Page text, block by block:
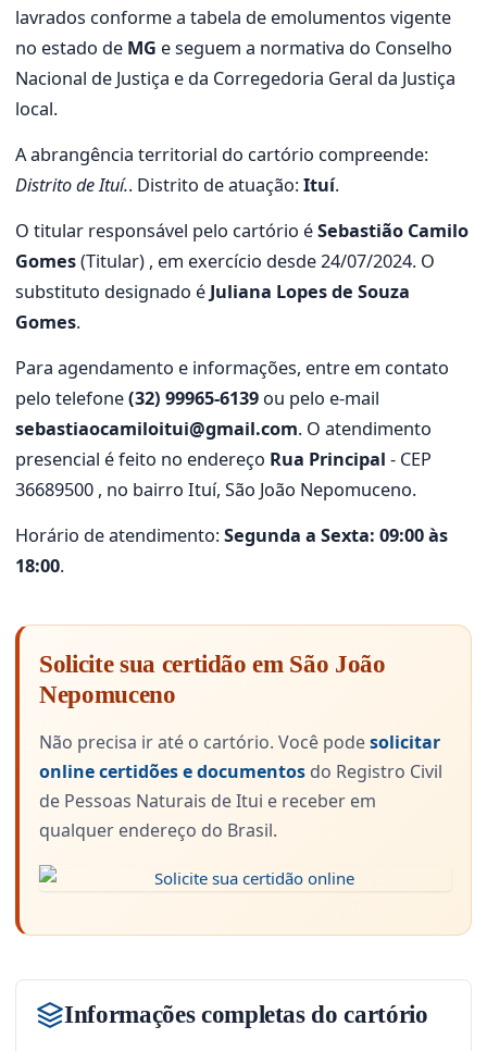
lavrados conforme a tabela de emolumentos vigente
no estado de MG e seguem a normativa do Conselho
Nacional de Justiça e da Corregedoria Geral da Justiça
local.
A abrangência territorial do cartório compreende:
Distrito de Ituí.. Distrito de atuação:Ituí.
O titular responsável pelo cartório éSebastião Camilo
Gomes(Titular) , em exercício desde 24/07/2024. O
substituto designado é Juliana Lopes de Souza
Gomes.
Para agendamento e informações, entre em contato
pelo telefone(32) 99965-6139 ou pelo e-mail
sebastiaocamiloitui@gmail.com. O atendimento
presencial é feito no endereço Rua Principal - CEP
36689500 , no bairro Ituí, São João Nepomuceno.
Horário de atendimento:Segunda a Sexta: 09:00 às
18:00.
Solicite sua certidão em São João
Nepomuceno
Não precisa ir até o cartório. Você podesolicitar
online certidões e documentos do Registro Civil
de Pessoas Naturais de Itui e receber em
qualquer endereço do Brasil.
Informações completas do cartório